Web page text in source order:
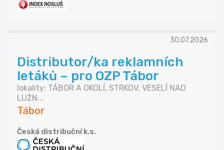
30.07.2026
Distributor/ka reklamních
letáků – pro OZP Tábor
lokality: TÁBOR A OKOLÍ, STRKOV, VESELÍ NAD
LUŽN...
Tábor
Česká distribuční k.s.